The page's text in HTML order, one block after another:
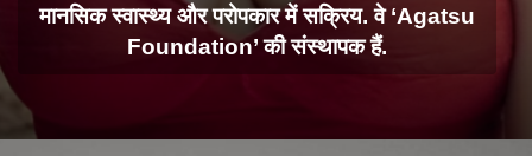
मानसिक स्वास्थ्य और परोपकार में सक्रिय. वे ‘Agatsu
Foundation’ की संस्थापक हैं.